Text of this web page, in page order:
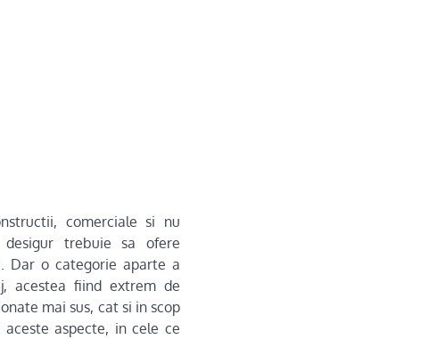
comerciale si nu
trebuie sa ofere
Dar o categorie aparte a
acestea fiind extrem de
mai sus, cat si in scop
aspecte, in cele ce